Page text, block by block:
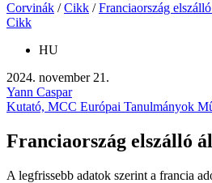
Corvinák /Cikk /Franciaország
Cikk
HU
2024. november 21.
Yann Caspar
Kutató, MCC Európai Tanulmányok
Franciaország elszálló
A legfrissebb adatok szerint a francia